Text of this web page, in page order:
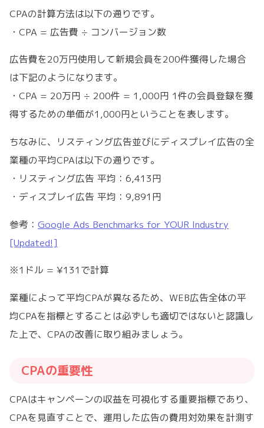
CPAの計算方法は以下の通りです。
・CPA = 広告費 ÷ コンバージョン数
広告費を20万円使用して新規会員を200件獲得した場合
は下記のようになります。
・CPA = 20万円 ÷ 200件 = 1,000円 1件の会員登録を獲
得するための単価が1,000円ということを表します。
ちなみに、リスティング広告並びにディスプレイ広告の全
業種の平均CPAは以下の通りです。
・リスティング広告 平均：6,413円
・ディスプレイ広告 平均：9,891円
参考： Google Ads Benchmarks for YOUR Industry
[Updated!]
※1ドル = ¥131で計算
業種によって平均CPAが異なるため、WEB広告全体の平
均CPAを指標とすることは必ずしも適切ではないと認識し
た上で、CPAの改善に取り組みましょう。
CPAの重要性
CPAはキャンペーンの収益を可視化する重要指標であり、
CPAを見直すことで、運用した広告の費用対効果を計測す